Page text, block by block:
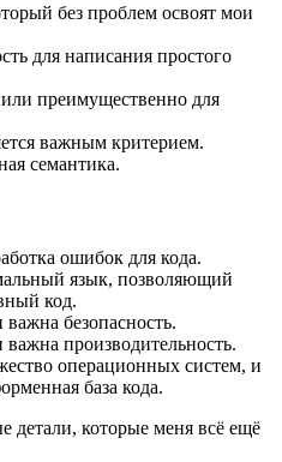
без проблем освоят мои
для написания простого
преимущественно для
важным критерием.
семантика.
ошибок для кода.
язык, позволяющий
код.
безопасность.
производительность.
операционных систем, и
база кода.
детали, которые меня всё ещё